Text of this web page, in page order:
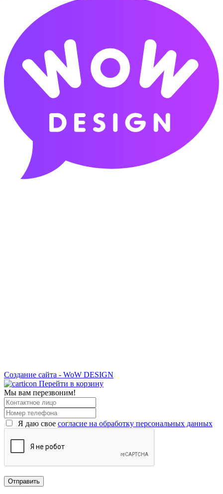
Создание сайта - WoW DESIGN
Перейти в корзину
Мы вам перезвоним!
Я даю свое согласие на обработку персональных данных